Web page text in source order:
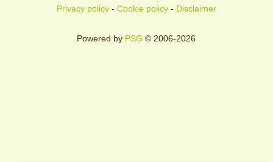
Privacy policy- Cookie policy- Disclaimer
Powered by PSG © 2006-2026